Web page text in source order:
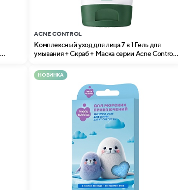
ACNE CONTROL
Комплексный уход для лица 7 в 1 Гель для
умывания + Скраб + Маска серии Acne Control
НОВИНКА